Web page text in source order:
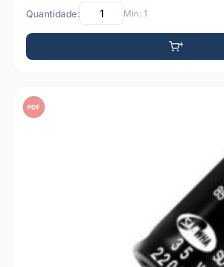
Quantidade: Mín: 1
PDF